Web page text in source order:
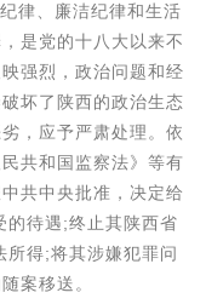
律、廉洁纪律和生活
是党的十八大以来不
强烈，政治问题和经
坏了陕西的政治生态
，应予严肃处理。依
共和国监察法》等有
共中央批准，决定给
的待遇;终止其陕西省
所得;将其涉嫌犯罪问
案移送。